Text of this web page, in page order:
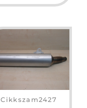
Cikkszam2427